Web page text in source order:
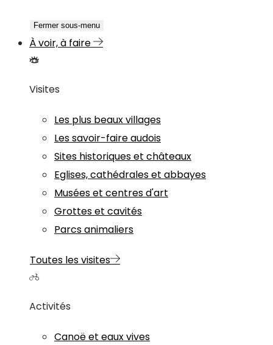
Fermer sous-menu
À voir, à faire
Visites
Les plus beaux villages
Les savoir-faire audois
Sites historiques et châteaux
Eglises, cathédrales et abbayes
Musées et centres d'art
Grottes et cavités
Parcs animaliers
Toutes les visites
Activités
Canoë et eaux vives